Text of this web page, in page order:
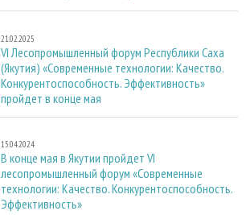
21.02.2025
VI Лесопромышленный форум Республики Саха
(Якутия) «Современные технологии: Качество.
Конкурентоспособность. Эффективность»
пройдет в конце мая
15.04.2024
В конце мая в Якутии пройдет VI
лесопромышленный форум «Современные
технологии: Качество. Конкурентоспособность.
Эффективность»